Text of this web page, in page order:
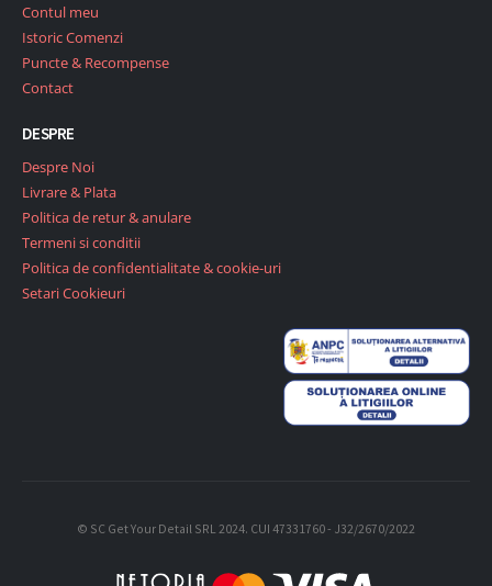
Contul meu
Istoric Comenzi
Puncte & Recompense
Contact
DESPRE
Despre Noi
Livrare & Plata
Politica de retur & anulare
Termeni si conditii
Politica de confidentialitate & cookie-uri
Setari Cookieuri
© SC Get Your Detail SRL 2024. CUI 47331760 - J32/2670/2022